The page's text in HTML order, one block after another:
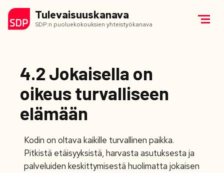
Tulevaisuuskanava
SDP:n puoluekokouksien yhteistyökanava
4.2 Jokaisella on
oikeus turvalliseen
elämään
Kodin on oltava kaikille turvallinen paikka.
Pitkistä etäisyyksistä, harvasta asutuksesta ja
palveluiden keskittymisestä huolimatta jokaisen